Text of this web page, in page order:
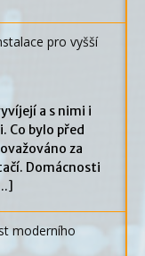
pro vyšší
a s nimi i
Co bylo před
za
Domácnosti
moderního